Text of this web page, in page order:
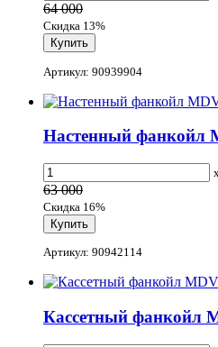
64 000
Скидка 13%
Артикул: 90939904
Настенный фанкойл
63 000
Скидка 16%
Артикул: 90942114
Кассетный фанкойл